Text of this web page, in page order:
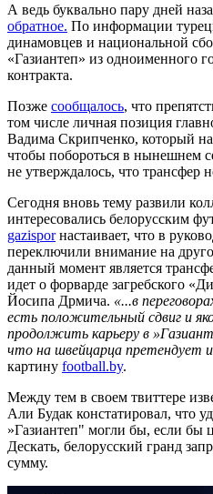
А ведь буквально пару дней
обратное. По информации
динамовцев и национальной
«Газиантеп» из одноименного
контракта.
Позже сообщалось, что
том числе личная позиция
Вадима Скрипченко, который
чтобы побороться в нынешнем
не утверждалось, что трансфер
Сегодня вновь тему развили
интересовались белорусским
gazisporнастаивает, что в
переключили внимание на
данный момент является
идет о форварде загребского
Йосипа Дрмича. «...в
есть положительный сдвиг и
продолжить карьеру в
что на швейцарца претендует
картину football.by.
Между тем в своем твиттере
Али Будак констатировал, что
»Газиантеп" могли бы, если бы
Дескать, белорусский гранд
сумму.